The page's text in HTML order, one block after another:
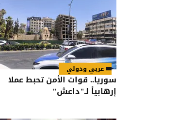
عربي ودولي
سوريا.. قوات الأمن تحبط عملا
إرهابياً لـ"داعش"